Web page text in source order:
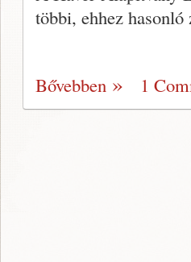
többi, ehhez
Bővebben 1